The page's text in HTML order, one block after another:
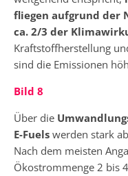
fliegen aufgrund der
ca. 2/3 der
Kraftstoffherstellung
sind die Emissionen
Bild 8
Über die
E-Fuels werden stark
Nach dem meisten
Ökostrommenge 2 bis